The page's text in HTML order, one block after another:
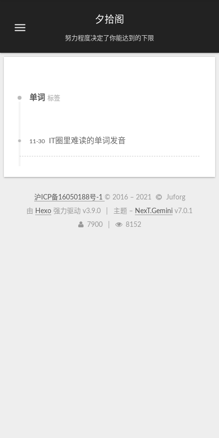
夕拾阁
努力程度决定了你能达到的下限
单词 标签
IT圈里难读的单词发音
11-30
沪ICP备16050188号-1 © 2016 – 2021
Juforg
由 Hexo 强力驱动 v3.9.0 主题 – NexT.Gemini v7.0.1
7900
8152